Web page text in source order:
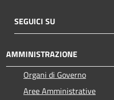
SEGUICI SU
AMMINISTRAZIONE
Organi di Governo
Aree Amministrative